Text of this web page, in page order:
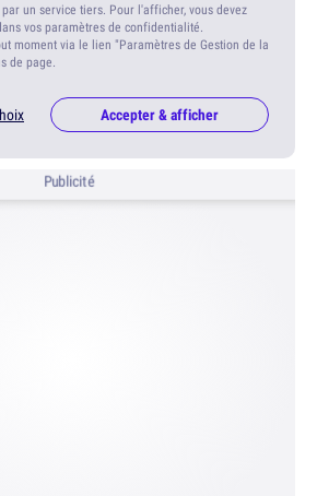
un service tiers. Pour l'afficher, vous devez
vos paramètres de confidentialité.
moment via le lien "Paramètres de Gestion de la
de page.
Accepter & afficher
Publicité